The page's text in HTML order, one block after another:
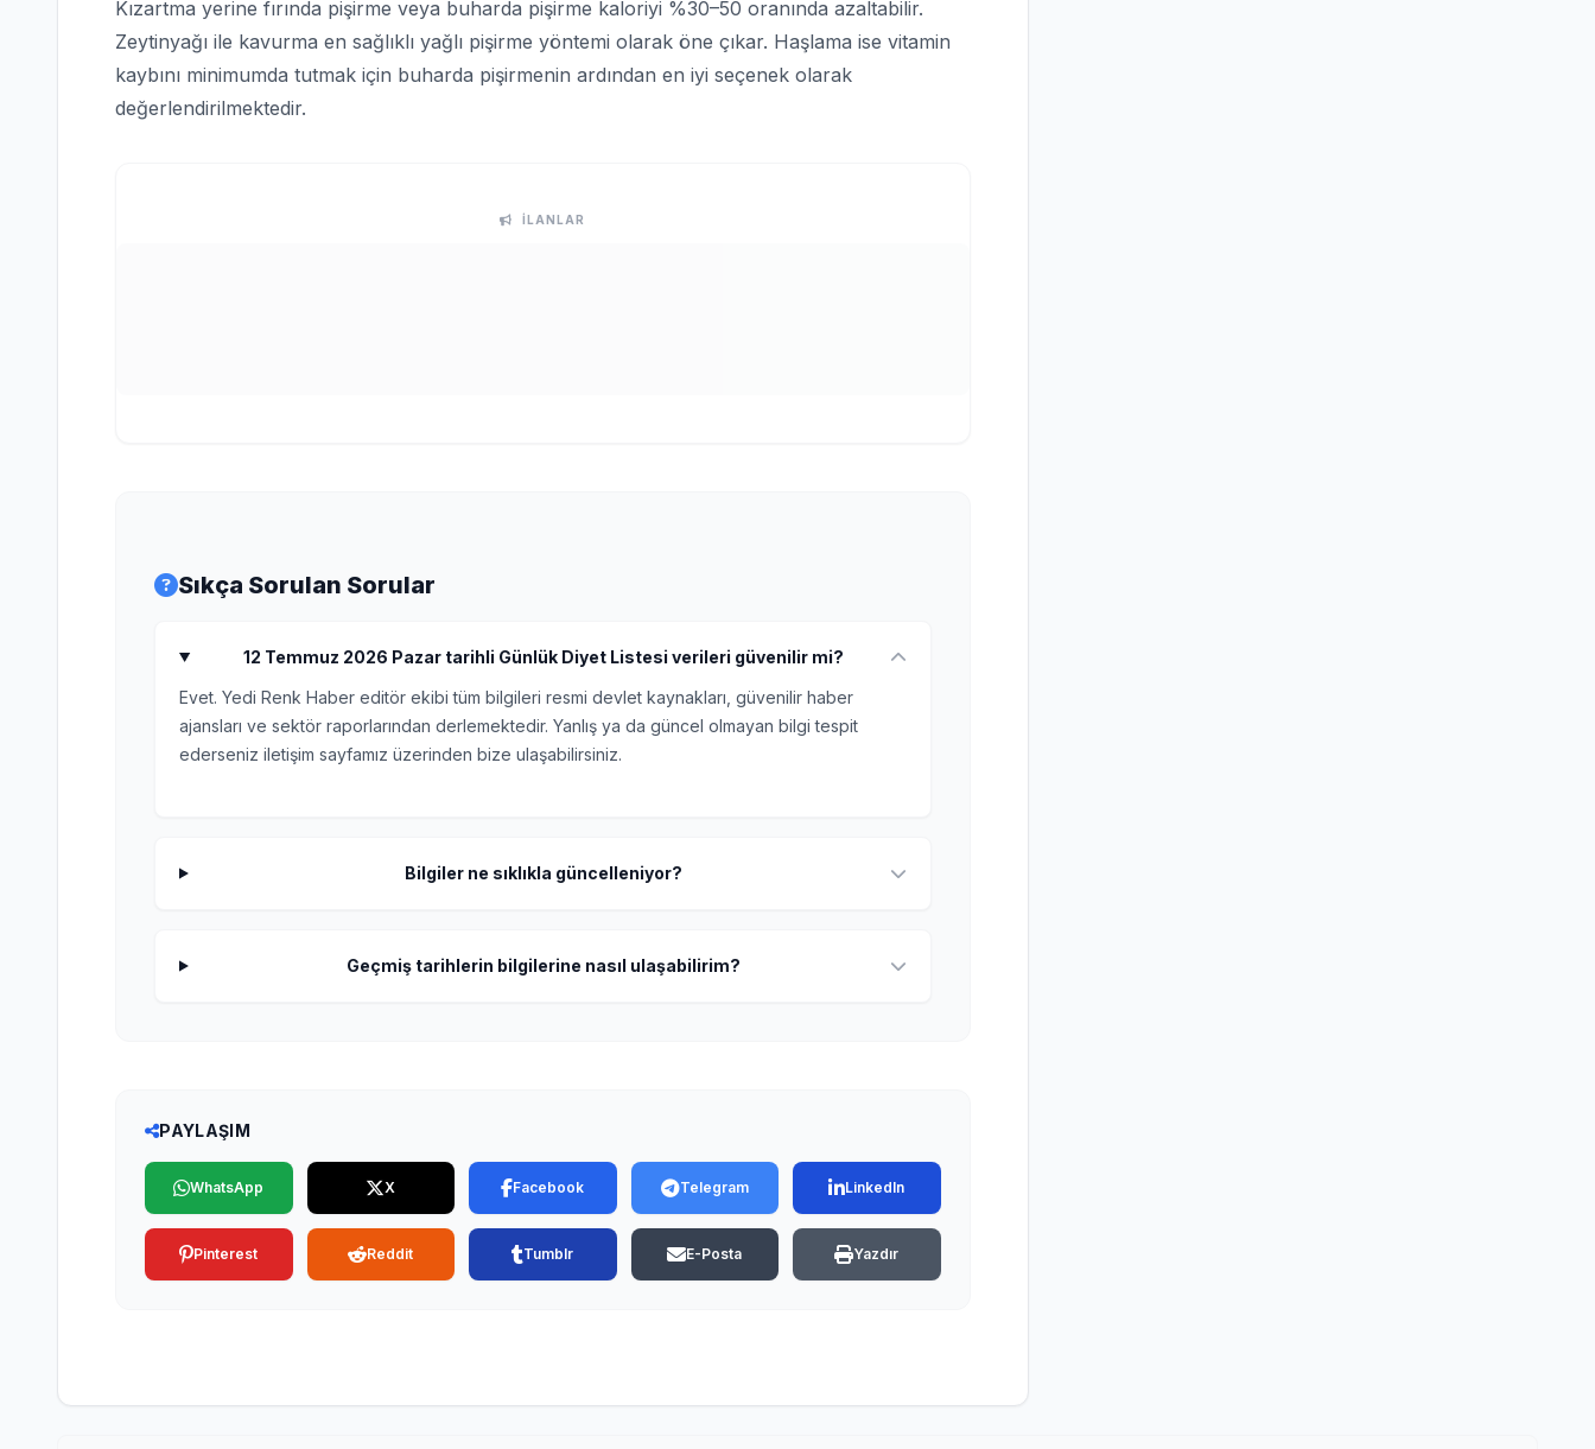
Kızartma yerine fırında pişirme veya buharda pişirme kaloriyi %30–50 oranında azaltabilir.
Zeytinyağı ile kavurma en sağlıklı yağlı pişirme yöntemi olarak öne çıkar. Haşlama ise vitamin
kaybını minimumda tutmak için buharda pişirmenin ardından en iyi seçenek olarak
değerlendirilmektedir.
İLANLAR
Sıkça Sorulan Sorular
12 Temmuz 2026 Pazar tarihli Günlük Diyet Listesi verileri güvenilir mi?
Evet. Yedi Renk Haber editör ekibi tüm bilgileri resmi devlet kaynakları, güvenilir haber
ajansları ve sektör raporlarından derlemektedir. Yanlış ya da güncel olmayan bilgi tespit
ederseniz iletişim sayfamız üzerinden bize ulaşabilirsiniz.
Bilgiler ne sıklıkla güncelleniyor?
Geçmiş tarihlerin bilgilerine nasıl ulaşabilirim?
PAYLAŞIM
WhatsApp X Facebook Telegram LinkedIn
Pinterest Reddit Tumblr E-Posta Yazdır